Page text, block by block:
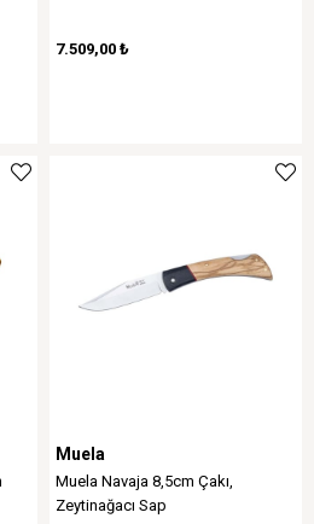
7.509,00 ₺
Muela
Muela Navaja 8,5cm Çakı,
Zeytinağacı Sap